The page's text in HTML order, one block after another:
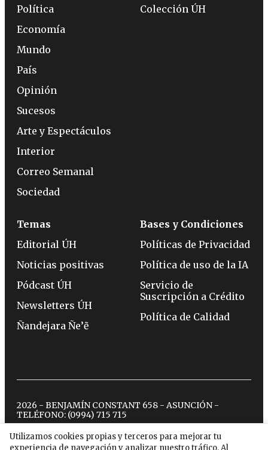
Utilizamos cookies propias y terceros para mejorar tu
experiencia de navegación y analizar nuestro tráfico. Al
Política
Economía
Mundo
País
Opinión
Sucesos
Arte y Espectáculos
Interior
Correo Semanal
Sociedad
Colección ÚH
Temas
Editorial ÚH
Noticias positivas
Pódcast ÚH
Newsletters ÚH
Ñandejara Ñe’ẽ
Bases y Condiciones
Políticas de Privacidad
Política de uso de la IA
Servicio de
Suscripción a Crédito
Política de Calidad
2026 - BENJAMÍN CONSTANT 658 - ASUNCIÓN -
TELÉFONO: (0994) 715 715